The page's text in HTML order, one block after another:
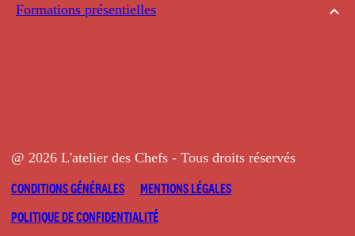
Formations présentielles
@ 2026 L'atelier des Chefs - Tous droits réservés
CONDITIONS GÉNÉRALES
MENTIONS LÉGALES
POLITIQUE DE CONFIDENTIALITÉ